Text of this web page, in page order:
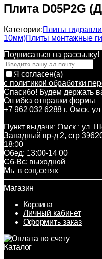
Плита D05P2G
Категории:Плиты
10мм)Плиты монтажные
Подписаться на рассылкy!
Я согласен(a)
с политикой обработки
Спасибо! Будем держать
Ошибка отправки формы
+7 962 032 6288 г. Омск,
Пункт выдачи: Омск : ул.
Западный пр-д 2, стр 3
18:00
Обед: 13:00-14:00
Cб-Вс: выходной
Мы в соц.сетях
Магазин
Корзина
Личный кабинет
Оформить заказ
Каталог